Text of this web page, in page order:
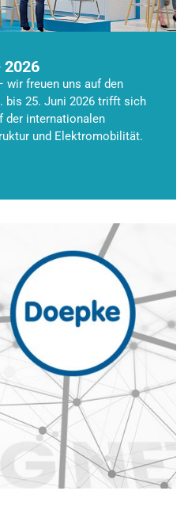
2026
wir freuen uns auf den
bis 25. Juni 2026 trifft sich
der internationalen
und Elektromobilität.